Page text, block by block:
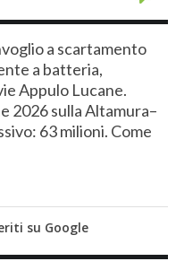
a scartamento
a batteria,
Appulo Lucane.
2026 sulla Altamura–
63 milioni. Come
su Google